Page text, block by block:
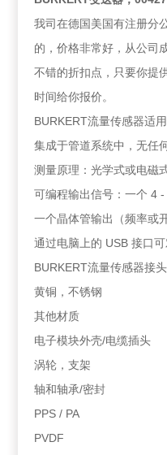
我司在德国美国有注册分
的，价格非常好，从公司
不错的折扣点，只要你提
时间给你报价。
BURKERT流量传感器适
集成于管道系统中，无任
测量原理：光学式或电磁
可编程输出信号：一个 4
一个晶体管输出（频率或
通过电脑上的 USB 接口
BURKERT流量传感器接
黄铜，不锈钢
其他材质
电子模块外壳/电缆插头
涡轮，支架
轴和轴承/密封
PPS / PA
PVDF